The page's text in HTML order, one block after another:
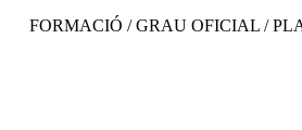
FORMACIÓ / GRAU OFICIAL /